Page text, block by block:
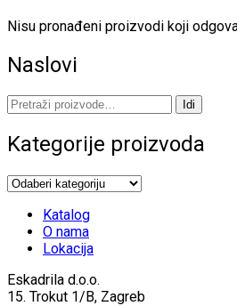
Nisu pronađeni proizvodi koji
Naslovi
Pretraži: Idi
Kategorije proizvoda
Katalog
O nama
Lokacija
Eskadrila d.o.o.
15. Trokut 1/B, Zagreb